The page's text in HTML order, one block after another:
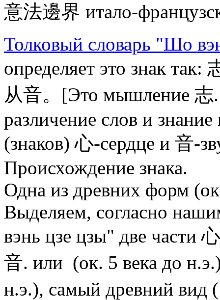
意法邊界 итало-
Толковый словарь "Шо
определяет это знак
从音。[Это мышление 志.
различение слов и
(знаков) 心-сердце и 音-
Происхождение знака.
Одна из древних форм
Выделяем, согласно
вэнь цзе цзы" две части
音. или (ок. 5 века до
н.э.), самый древний вид